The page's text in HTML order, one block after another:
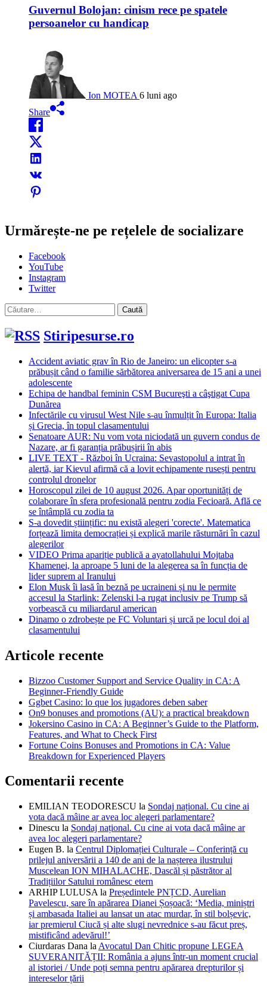
Guvernul Bolojan: cinism rece pe spatele
persoanelor cu handicap
Ion MOTEA 6 luni ago
Share
Urmărește-ne pe rețelele de socializare
Facebook
YouTube
Instagram
Twitter
Caută
după:
Stiripesurse.ro
Accident aviatic grav în Rio de Janeiro: un elicopter s-a
prăbușit când o familie sărbătorea aniversarea de 15 ani a unei
adolescente
Echipa de handbal feminin CSM Bucureşti a câştigat Cupa
Dunărea
Infectările cu virusul West Nile s-au înmulțit în Europa: Italia
și Grecia, în topul clasamentului
Senatoare AUR: Nu vom vota niciodată un guvern condus de
Nazare, ar fi garanția prăbușirii în abis
LIVE TEXT - Război în Ucraina: Sevastopolul a intrat în
alertă, iar Kievul afirmă că a lovit echipamente rusești pentru
controlul dronelor
Horoscopul zilei de 10 august 2026. Apar oportunități de
colaborare în sfera profesională pentru zodia Fecioară. Află ce
se întâmplă cu zodia ta
S-a dovedit științific: nu există alegeri 'corecte'. Matematica
forțează limita democrației și explică marile răsturnări în cazul
alegerilor
VIDEO Prima apariție publică a ayatollahului Mojtaba
Khamenei, la aproape 5 luni de la alegerea sa în funcția de
lider suprem al Iranului
Elon Musk îi lasă în beznă pe ucraineni și nu le permite
accesul la Starlink: Zelenski l-a rugat inclusiv pe Trump să
vorbească cu miliardarul american
Dinamo o zdrobește pe FC Voluntari și urcă pe locul doi al
clasamentului
Articole recente
Bizzoo Customer Support and Service Quality in CA: A
Beginner-Friendly Guide
Ggbet Casino: lo que los jugadores deben saber
On9 bonuses and promotions (AU): a practical breakdown
Jokersino Casino in CA: A Beginner’s Guide to the Platform,
Features, and What to Check First
Fortune Coins Bonuses and Promotions in CA: Value
Breakdown for Experienced Players
Comentarii recente
EMILIAN TEODORESCU la Sondaj național. Cu cine ai
vota dacă mâine ar avea loc alegeri parlamentare?
Dinescu la Sondaj național. Cu cine ai vota dacă mâine ar
avea loc alegeri parlamentare?
Eugen B. la Centrul Diplomației Culturale – Conferință cu
prilejul aniversării a 140 de ani de la nașterea ilustrului
Muscelean ION MIHALACHE, Dascăl și păstrător al
Tradițiilor Satului românesc etern
ARHIP LULUSA la Președintele PNȚCD, Aurelian
Pavelescu, sare în apărarea Dianei Șoșoacă: ‘Media, miniștri
și ambasada Italiei au lansat un atac murdar, în stil bolșevic,
iar premierul Ciucă și alte slugi nevrednice s-au făcut preș,
mistificând adevărul!’
Ciurdaras Dana la Avocatul Dan Chitic propune LEGEA
SUVERANITĂȚII: România a ajuns într-un moment crucial
al istoriei / Unde poți semna pentru apărarea drepturilor și
intereselor țării